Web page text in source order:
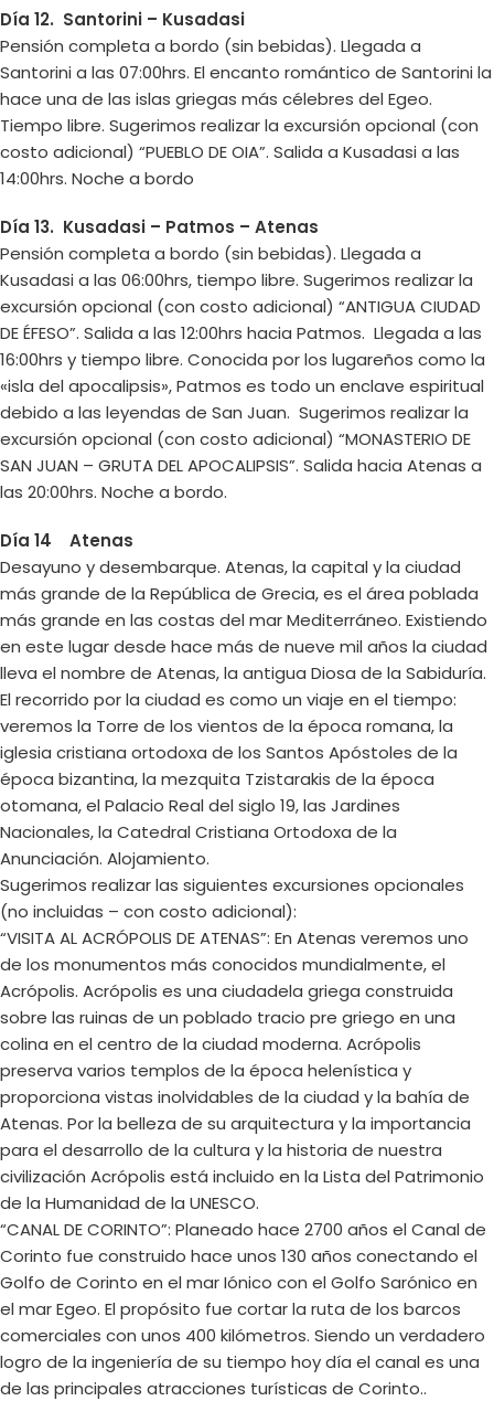
Día 12. Santorini – Kusadasi
Pensión completa a bordo (sin bebidas). Llegada a
Santorini a las 07:00hrs. El encanto romántico de Santorini la
hace una de las islas griegas más célebres del Egeo.
Tiempo libre. Sugerimos realizar la excursión opcional (con
costo adicional) “PUEBLO DE OIA”. Salida a Kusadasi a las
14:00hrs. Noche a bordo
Día 13. Kusadasi – Patmos – Atenas
Pensión completa a bordo (sin bebidas). Llegada a
Kusadasi a las 06:00hrs, tiempo libre. Sugerimos realizar la
excursión opcional (con costo adicional) “ANTIGUA CIUDAD
DE ÉFESO”. Salida a las 12:00hrs hacia Patmos. Llegada a las
16:00hrs y tiempo libre. Conocida por los lugareños como la
«isla del apocalipsis», Patmos es todo un enclave espiritual
debido a las leyendas de San Juan. Sugerimos realizar la
excursión opcional (con costo adicional) “MONASTERIO DE
SAN JUAN – GRUTA DEL APOCALIPSIS”. Salida hacia Atenas a
las 20:00hrs. Noche a bordo.
Día 14 Atenas
Desayuno y desembarque. Atenas, la capital y la ciudad
más grande de la República de Grecia, es el área poblada
más grande en las costas del mar Mediterráneo. Existiendo
en este lugar desde hace más de nueve mil años la ciudad
lleva el nombre de Atenas, la antigua Diosa de la Sabiduría.
El recorrido por la ciudad es como un viaje en el tiempo:
veremos la Torre de los vientos de la época romana, la
iglesia cristiana ortodoxa de los Santos Apóstoles de la
época bizantina, la mezquita Tzistarakis de la época
otomana, el Palacio Real del siglo 19, las Jardines
Nacionales, la Catedral Cristiana Ortodoxa de la
Anunciación. Alojamiento.
Sugerimos realizar las siguientes excursiones opcionales
(no incluidas – con costo adicional):
“VISITA AL ACRÓPOLIS DE ATENAS”: En Atenas veremos uno
de los monumentos más conocidos mundialmente, el
Acrópolis. Acrópolis es una ciudadela griega construida
sobre las ruinas de un poblado tracio pre griego en una
colina en el centro de la ciudad moderna. Acrópolis
preserva varios templos de la época helenística y
proporciona vistas inolvidables de la ciudad y la bahía de
Atenas. Por la belleza de su arquitectura y la importancia
para el desarrollo de la cultura y la historia de nuestra
civilización Acrópolis está incluido en la Lista del Patrimonio
de la Humanidad de la UNESCO.
“CANAL DE CORINTO”: Planeado hace 2700 años el Canal de
Corinto fue construido hace unos 130 años conectando el
Golfo de Corinto en el mar Iónico con el Golfo Sarónico en
el mar Egeo. El propósito fue cortar la ruta de los barcos
comerciales con unos 400 kilómetros. Siendo un verdadero
logro de la ingeniería de su tiempo hoy día el canal es una
de las principales atracciones turísticas de Corinto..